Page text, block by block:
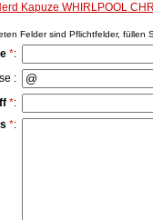
Kapuze WHIRLPOOL
Felder sind Pflichtfelder, füllen
*:
:
*:
*: